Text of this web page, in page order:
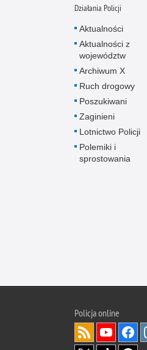
Działania Policji
Aktualności
Aktualności z
województw
Archiwum X
Ruch drogowy
Poszukiwani
Zaginieni
Lotnictwo Policji
Polemiki i
sprostowania
Policjaonline